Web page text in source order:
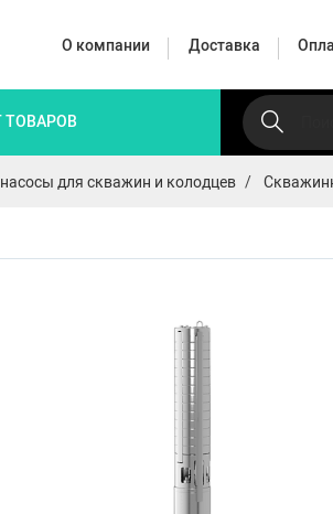
О компании Доставка
ТОВАРОВ
Автоматические
для скважин и колодцев